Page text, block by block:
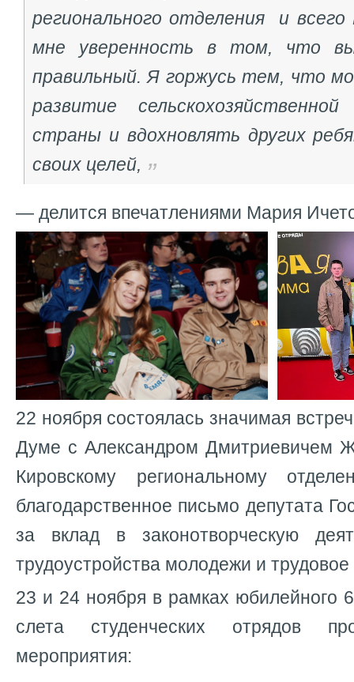
регионального отделения и
мне уверенность в том, что
правильный. Я горжусь тем, что
развитие
страны и вдохновлять других
своих целей,
— делится впечатлениями Мария
22 ноября состоялась значимая
Думе с Александром Дмитриевичем
Кировскому региональному
благодарственное письмо депутата
за вклад в законотворческую
трудоустройства молодежи и
23 и 24 ноября в рамках юбилейного
слета студенческих отрядов
мероприятия: